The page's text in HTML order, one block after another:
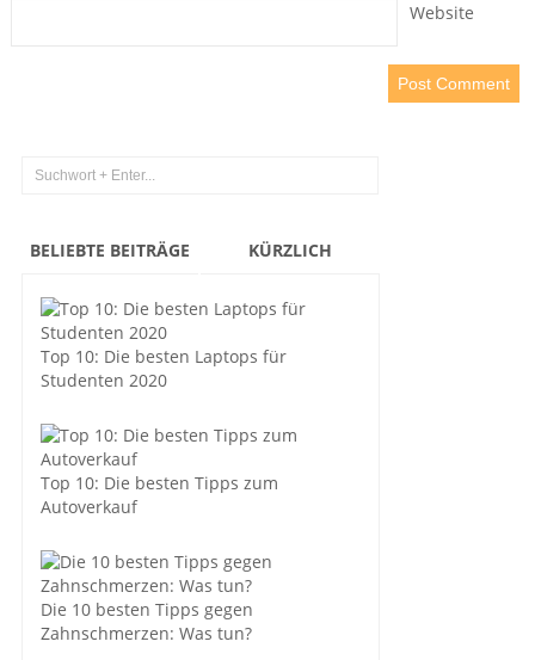
Website
BELIEBTE BEITRÄGE KÜRZLICH
Top 10: Die besten Laptops für
Studenten 2020
Top 10: Die besten Tipps zum
Autoverkauf
Die 10 besten Tipps gegen
Zahnschmerzen: Was tun?